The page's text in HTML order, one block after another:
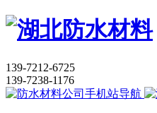
139-7212-6725
139-7238-1176